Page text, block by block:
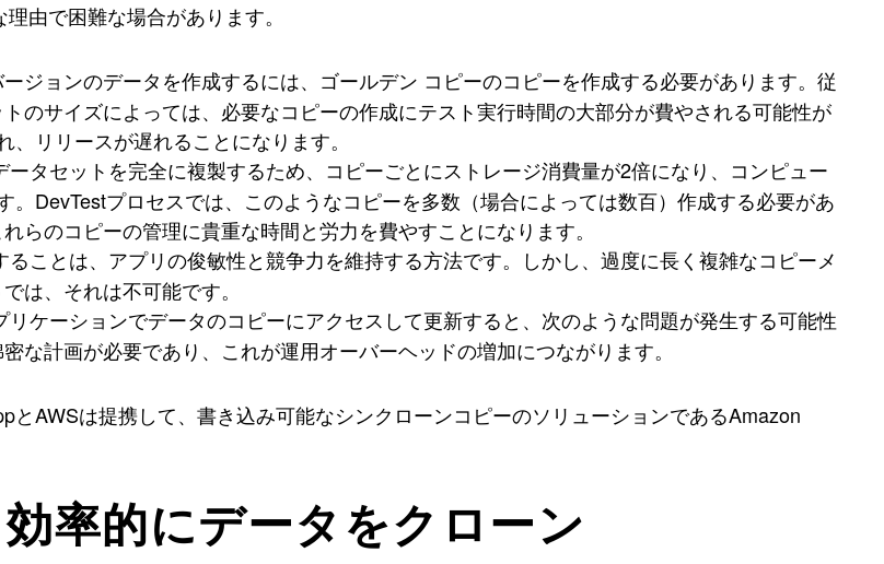
由で困難な場合があります。
ジョンのデータを作成するには、ゴールデン コピーのコピーを作成する必要があります。従
のサイズによっては、必要なコピーの作成にテスト実行時間の大部分が費やされる可能性が
リリースが遅れることになります。
ータセットを完全に複製するため、コピーごとにストレージ消費量が2倍になり、コンピュー
DevTestプロセスでは、このようなコピーを多数（場合によっては数百）作成する必要があ
らのコピーの管理に貴重な時間と労力を費やすことになります。
ことは、アプリの俊敏性と競争力を維持する方法です。しかし、過度に長く複雑なコピーメ
は、それは不可能です。
ケーションでデータのコピーにアクセスして更新すると、次のような問題が発生する可能性
な計画が必要であり、これが運用オーバーヘッドの増加につながります。
AWSは提携して、書き込み可能なシンクローンコピーのソリューションであるAmazon
り効率的にデータをクローン